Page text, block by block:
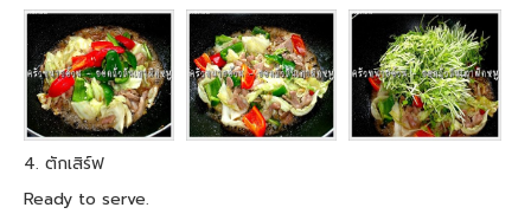
4. ตักเสิร์ฟ
Ready to serve.